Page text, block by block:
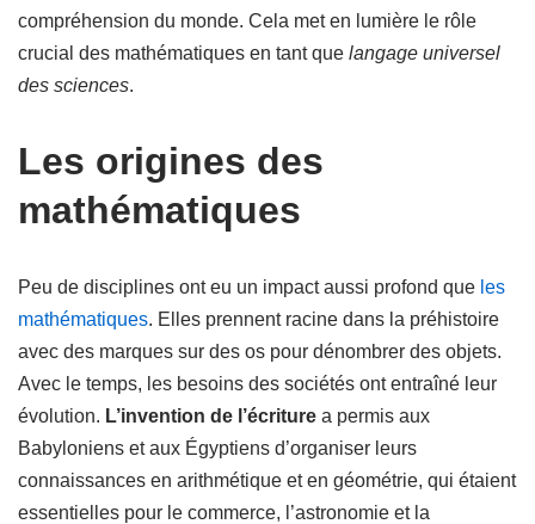
compréhension du monde. Cela met en lumière le rôle
crucial des mathématiques en tant que langage universel
des sciences.
Les origines des
mathématiques
Peu de disciplines ont eu un impact aussi profond que les
mathématiques. Elles prennent racine dans la préhistoire
avec des marques sur des os pour dénombrer des objets.
Avec le temps, les besoins des sociétés ont entraîné leur
évolution. L’invention de l’écriture a permis aux
Babyloniens et aux Égyptiens d’organiser leurs
connaissances en arithmétique et en géométrie, qui étaient
essentielles pour le commerce, l’astronomie et la